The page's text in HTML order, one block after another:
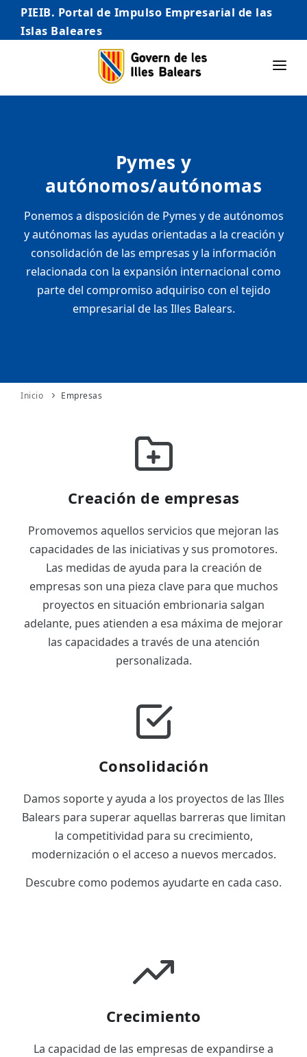
PIEIB. Portal de Impulso Empresarial de las
Islas Baleares
INICIO
AUTÓNOMO/AUTÓNOMA
EMPRENDEDORES
COMERCIO
INTERNACIONALIZACIÓN
STARTUPS AVANZADAS
Pymes y
autónomos/autónomas
Ponemos a disposición de Pymes y de autónomos
y autónomas las ayudas orientadas a la creación y
consolidación de las empresas y la información
relacionada con la expansión internacional como
parte del compromiso adquiriso con el tejido
empresarial de las Illes Balears.
Inicio Empresas
Creación de empresas
Promovemos aquellos servicios que mejoran las
capacidades de las iniciativas y sus promotores.
Las medidas de ayuda para la creación de
empresas son una pieza clave para que muchos
proyectos en situación embrionaria salgan
adelante, pues atienden a esa máxima de mejorar
las capacidades a través de una atención
personalizada.
Consolidación
Damos soporte y ayuda a los proyectos de las Illes
Balears para superar aquellas barreras que limitan
la competitividad para su crecimiento,
modernización o el acceso a nuevos mercados.
Descubre como podemos ayudarte en cada caso.
Crecimiento
La capacidad de las empresas de expandirse a